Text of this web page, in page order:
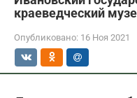
краеведческий
Опубликовано: 16 Ноя 2021